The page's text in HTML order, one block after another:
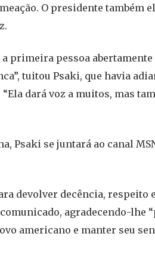
O presidente também
primeira pessoa abertamente
tuitou Psaki, que havia
dará voz a muitos, mas
Psaki se juntará ao canal
devolver decência, respeito
agradecendo-lhe
americano e manter seu